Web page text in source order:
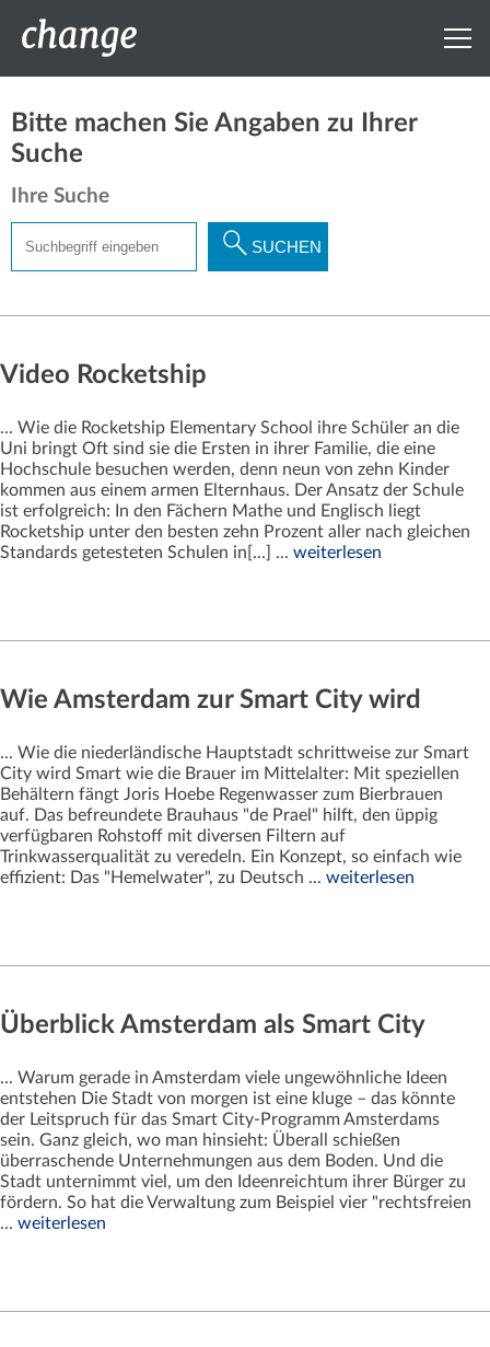
Bitte machen Sie Angaben zu Ihrer
Suche
Ihre Suche
Suchbegriff
eingebenSUCHEN
Video Rocketship
... Wie die Rocketship Elementary School ihre Schüler an die
Uni bringt Oft sind sie die Ersten in ihrer Familie, die eine
Hochschule besuchen werden, denn neun von zehn Kinder
kommen aus einem armen Elternhaus. Der Ansatz der Schule
ist erfolgreich: In den Fächern Mathe und Englisch liegt
Rocketship unter den besten zehn Prozent aller nach gleichen
Standards getesteten Schulen in[...] ... weiterlesen
Wie Amsterdam zur Smart City wird
... Wie die niederländische Hauptstadt schrittweise zur Smart
City wird Smart wie die Brauer im Mittelalter: Mit speziellen
Behältern fängt Joris Hoebe Regenwasser zum Bierbrauen
auf. Das befreundete Brauhaus "de Prael" hilft, den üppig
verfügbaren Rohstoff mit diversen Filtern auf
Trinkwasserqualität zu veredeln. Ein Konzept, so einfach wie
effizient: Das "Hemelwater", zu Deutsch ... weiterlesen
Überblick Amsterdam als Smart City
... Warum gerade in Amsterdam viele ungewöhnliche Ideen
entstehen Die Stadt von morgen ist eine kluge – das könnte
der Leitspruch für das Smart City-Programm Amsterdams
sein. Ganz gleich, wo man hinsieht: Überall schießen
überraschende Unternehmungen aus dem Boden. Und die
Stadt unternimmt viel, um den Ideenreichtum ihrer Bürger zu
fördern. So hat die Verwaltung zum Beispiel vier "rechtsfreien
... weiterlesen